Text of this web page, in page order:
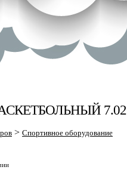
7.02
> Спортивное оборудование